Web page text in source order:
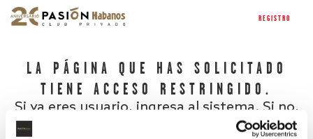
REGISTRO
LA PÁGINA QUE HAS SOLICITADO
TIENE ACCESO RESTRINGIDO.
Si ya eres usuario, ingresa al sistema. Si no,